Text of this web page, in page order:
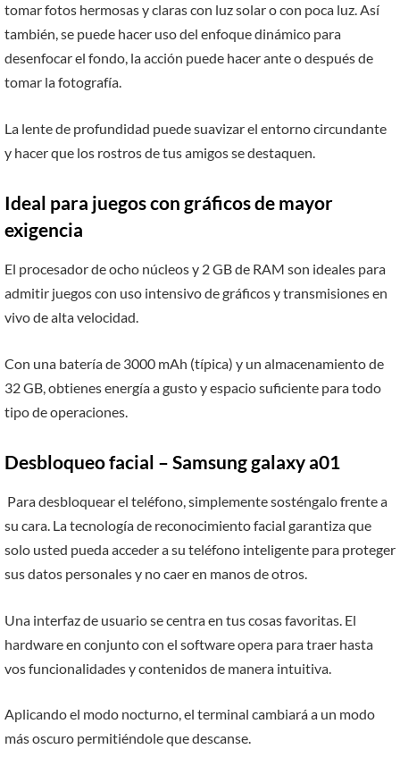
tomar fotos hermosas y claras con luz solar o con poca luz. Así
también, se puede hacer uso del enfoque dinámico para
desenfocar el fondo, la acción puede hacer ante o después de
tomar la fotografía.
La lente de profundidad puede suavizar el entorno circundante
y hacer que los rostros de tus amigos se destaquen.
Ideal para juegos con gráficos de mayor
exigencia
El procesador de ocho núcleos y 2 GB de RAM son ideales para
admitir juegos con uso intensivo de gráficos y transmisiones en
vivo de alta velocidad.
Con una batería de 3000 mAh (típica) y un almacenamiento de
32 GB, obtienes energía a gusto y espacio suficiente para todo
tipo de operaciones.
Desbloqueo facial – Samsung galaxy a01
Para desbloquear el teléfono, simplemente sosténgalo frente a
su cara. La tecnología de reconocimiento facial garantiza que
solo usted pueda acceder a su teléfono inteligente para proteger
sus datos personales y no caer en manos de otros.
Una interfaz de usuario se centra en tus cosas favoritas. El
hardware en conjunto con el software opera para traer hasta
vos funcionalidades y contenidos de manera intuitiva.
Aplicando el modo nocturno, el terminal cambiará a un modo
más oscuro permitiéndole que descanse.